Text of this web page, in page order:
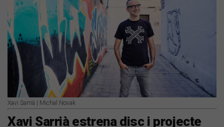
Xavi Sarrià | Michal Novak
Xavi Sarrià estrena disc i projecte